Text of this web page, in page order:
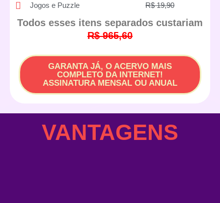
Jogos e Puzzle
R$ 19,90
Todos esses itens separados custariam
R$ 965,60
GARANTA JÁ, O ACERVO MAIS
COMPLETO DA INTERNET!
ASSINATURA MENSAL OU ANUAL
VANTAGENS